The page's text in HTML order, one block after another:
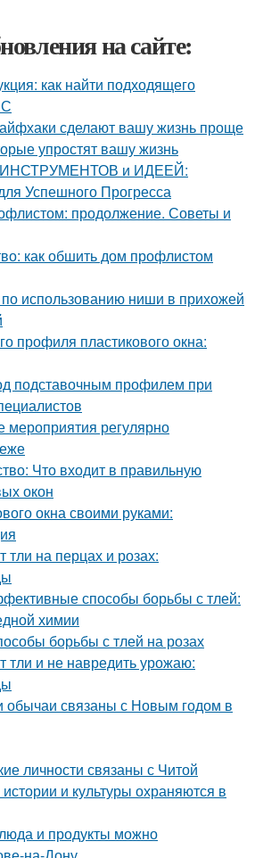
на сайте:
как найти подходящего
сделают вашу жизнь проще
упростят вашу жизнь
и ИДЕЕЙ:
Успешного Прогресса
продолжение. Советы и
как обшить дом профлистом
использованию ниши в прихожей
профиля пластикового окна:
подставочным профилем при
мероприятия регулярно
Что входит в правильную
окон
окна своими руками:
тли на перцах и розах:
способы борьбы с тлей:
химии
борьбы с тлей на розах
тли и не навредить урожаю:
обычаи связаны с Новым годом в
личности связаны с Читой
и культуры охраняются в
и продукты можно